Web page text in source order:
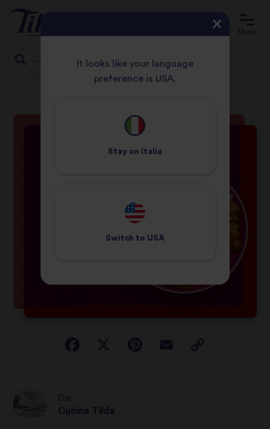
Menu
Da:
Cucina Tilda
It looks like your language
preference is USA.
Stay on Italia
Switch to USA